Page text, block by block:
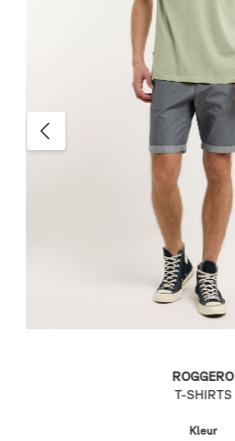
ROGGERO
T-SHIRTS
Kleur